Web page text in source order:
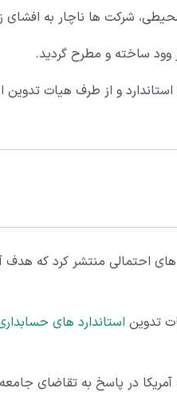
شرکت ها ناچار به
وود ساخته و مطرح گردید.
تدوین کننده استاندارد و از طرف
های احتمالی منتشر کرد که
استاندارد های
های زیست محیطی در سال 1976، کنگره آمریکا